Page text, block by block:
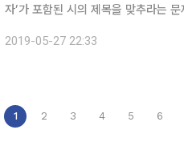
자’가 포함된 시의 제목을 맞추라는
꽃’을 묘비명으로 하려했지만 영화 ‘세
2019-05-27 22:33
1 2 3 4 5 6